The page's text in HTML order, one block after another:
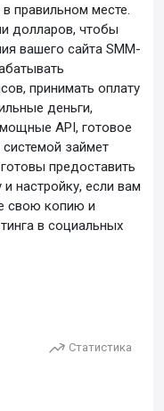
правильном месте.
долларов, чтобы
вашего сайта SMM-
принимать оплату
деньги,
API, готовое
займет
предоставить
настройку, если вам
свою копию и
в социальных
Статистика